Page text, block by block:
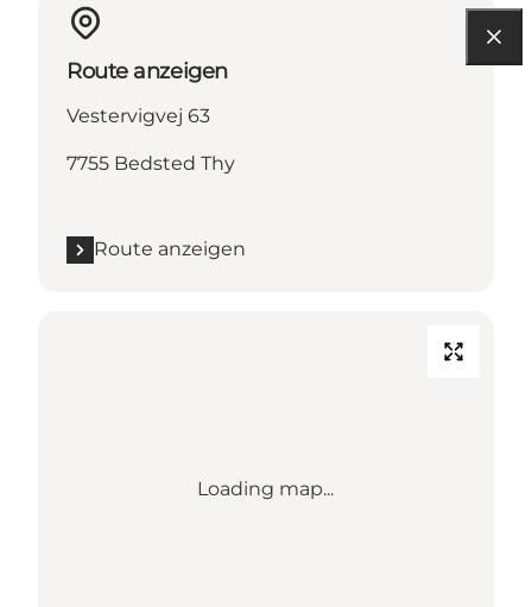
Route anzeigen
Vestervigvej 63
7755 Bedsted Thy
Route anzeigen
Loading map...